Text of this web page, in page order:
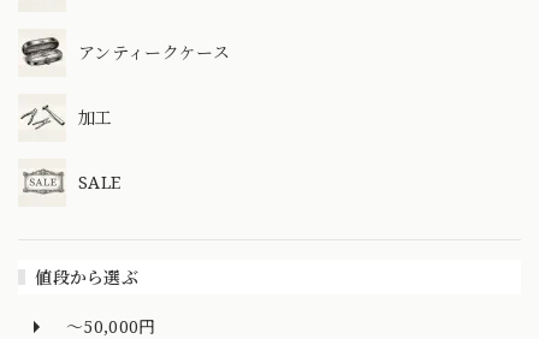
アンティークケース
加工
SALE
値段から選ぶ
～50,000円